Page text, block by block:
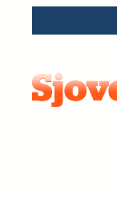
indhold